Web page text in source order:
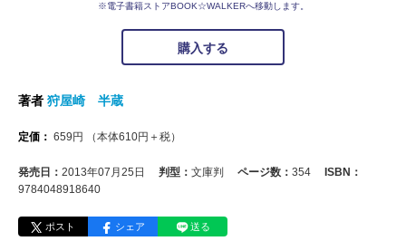
※電子書籍ストアBOOK☆WALKERへ移動します。
購入する
著者 狩屋崎 半蔵
定価： 659 円 （本体610円＋税）
発売日： 2013年07月25日 判型： 文庫判 ページ数： 354
ISBN：
9784048918640
ポスト シェア 送る